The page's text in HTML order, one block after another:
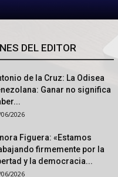
DEL EDITOR
de la Cruz: La Odisea
Ganar no significa
2026
Figuera: «Estamos
firmemente por la
y la democracia...
2026